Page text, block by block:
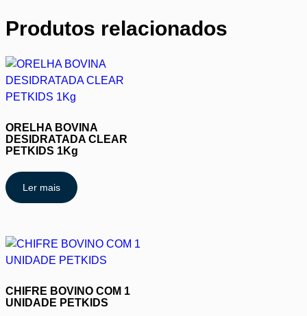
Produtos relacionados
ORELHA BOVINA
DESIDRATADA CLEAR
PETKIDS 1Kg
Ler mais
CHIFRE BOVINO COM 1
UNIDADE PETKIDS